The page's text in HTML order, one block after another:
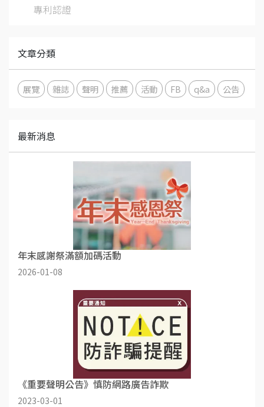
專利認證
文章分類
展覽 雜誌 聲明 推薦 活動 FB q&a 公告
最新消息
年末感謝祭滿額加碼活動
2026-01-08
《重要聲明公告》慎防網路廣告詐欺
2023-03-01